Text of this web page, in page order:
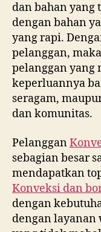
dan bahan yang
dengan bahan
yang rapi.
pelanggan,
pelanggan yang
keperluannya
seragam,
dan komunitas.
Pelanggan
sebagian besar
mendapatkan
Konveksi dan
dengan
dengan layanan